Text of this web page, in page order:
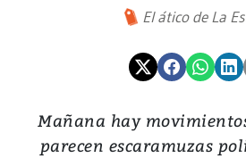
El ático de La
Mañana hay
parecen escaramuzas